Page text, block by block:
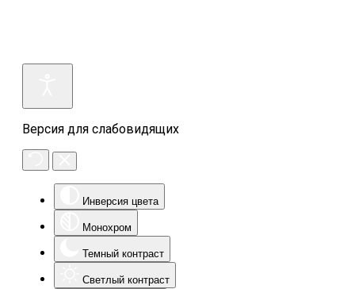
Версия для слабовидящих
Инверсия цвета
Монохром
Темный контраст
Светлый контраст